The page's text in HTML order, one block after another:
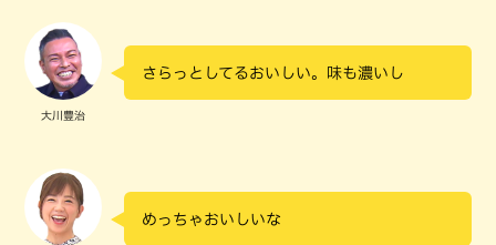
大川豊治
さらっとしてるおいしい。味も濃いし
めっちゃおいしいな